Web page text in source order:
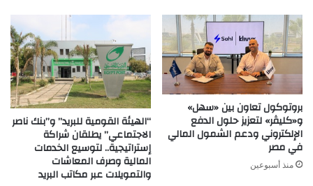
بروتوكول تعاون بين «سهل»
و«كليڤر» لتعزيز حلول الدفع
الإلكتروني ودعم الشمول المالي
في مصر
منذ أسبوعين
“الهيئة القومية للبريد” و”بنك ناصر
الاجتماعي” يطلقان شراكة
إستراتيجية.. لتوسيع الخدمات
المالية وصرف المعاشات
والتمويلات عبر مكاتب البريد